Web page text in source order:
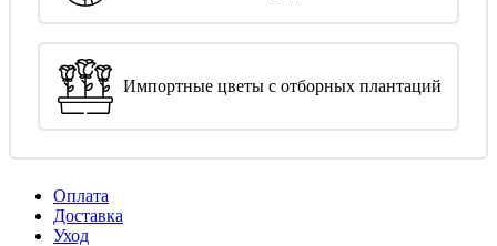
Импортные цветы с отборных плантаций
Оплата
Доставка
Уход